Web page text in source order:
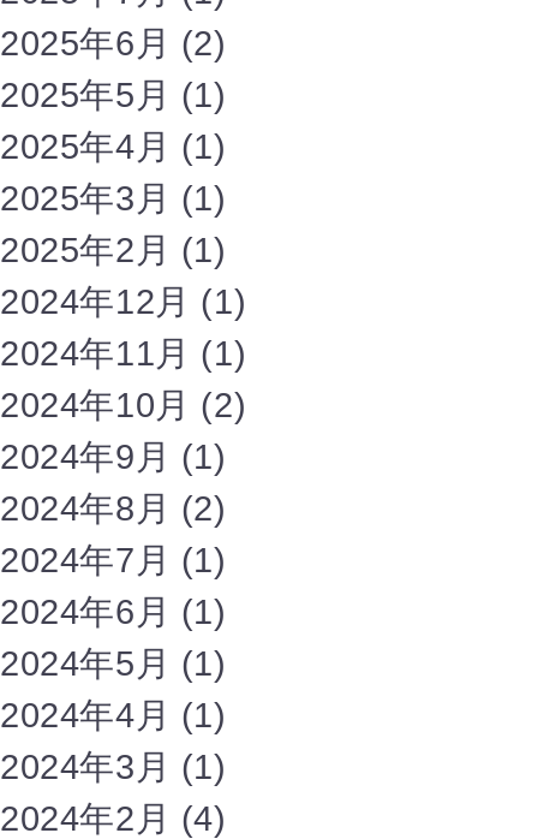
2025年6月 (2)
2025年5月 (1)
2025年4月 (1)
2025年3月 (1)
2025年2月 (1)
2024年12月 (1)
2024年11月 (1)
2024年10月 (2)
2024年9月 (1)
2024年8月 (2)
2024年7月 (1)
2024年6月 (1)
2024年5月 (1)
2024年4月 (1)
2024年3月 (1)
2024年2月 (4)